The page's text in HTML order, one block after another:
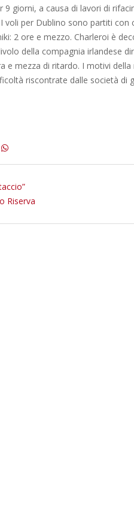
9 giorni, a causa di lavori di
voli per Dublino sono partiti con
2 ore e mezzo. Charleroi è
della compagnia irlandese
e mezza di ritardo. I motivi
riscontrate dalle società di
Riserva